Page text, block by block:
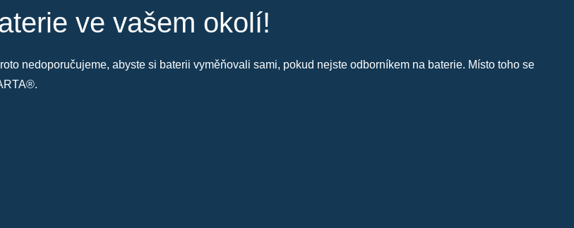
ve vašem okolí!
nedoporučujeme, abyste si baterii vyměňovali sami, pokud nejste odborníkem na baterie. Místo toho se